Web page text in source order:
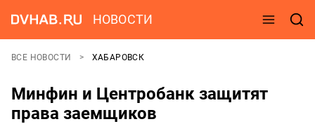
НОВОСТИ
ВСЕ НОВОСТИ ХАБАРОВСК
Минфин и Центробанк защитят
права заемщиков